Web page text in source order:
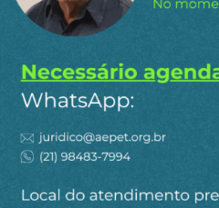
destaques do
Direto para receber os principais
nosso site.